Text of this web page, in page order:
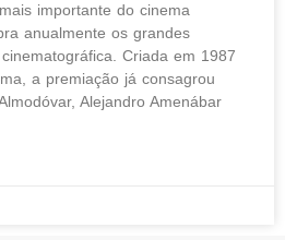
importante do cinema
anualmente os grandes
Criada em 1987
a premiação já consagrou
Alejandro Amenábar